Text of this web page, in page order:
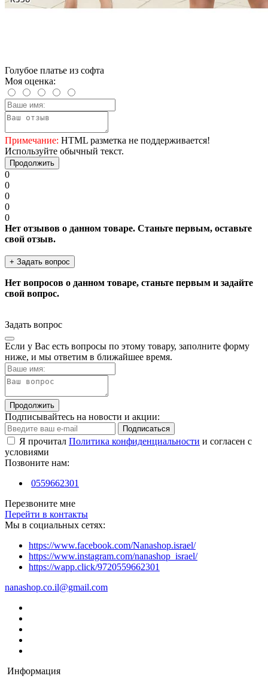
Голубое платье из софта
Моя оценка:
Примечание: HTML разметка не поддерживается!
Используйте обычный текст.
Продолжить
0
0
0
0
0
Нет отзывов о данном товаре. Станьте первым, оставьте
свой отзыв.
+ Задать вопрос
Нет вопросов о данном товаре, станьте первым и задайте
свой вопрос.
Задать вопрос
Если у Вас есть вопросы по этому товару, заполните форму
ниже, и мы ответим в ближайшее время.
Продолжить
Подписывайтесь на новости и акции:
Подписаться
Я прочитал Политика конфиденциальности и согласен с
условиями
Позвоните нам:
0559662301
Перезвоните мне
Перейти в контакты
Мы в социальных сетях:
https://www.facebook.com/Nanashop.israel/
https://www.instagram.com/nanashop_israel/
https://wapp.click/9720559662301
nanashop.co.il@gmail.com
Информация